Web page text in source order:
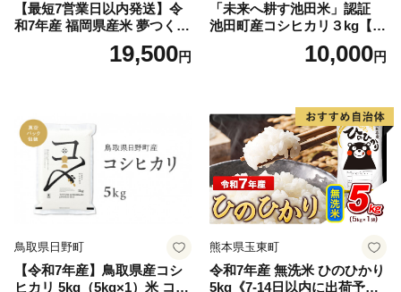
【最短7営業日以内発送】令
和7年産 福岡県産米 夢つくし
15kg 精米 ※北海道・沖縄・
19,500円
「未来へ耕す池田米」認証
池田町産コシヒカリ３kg【お
1人様につき３セットまで】
10,000円
鳥取県日野町
【令和7年産】鳥取県産コシ
ヒカリ 5kg（5kg×1）米 コシ
熊本県玉東町
令和7年産 無洗米 ひのひかり
5kg《7-14日以内に出荷予定